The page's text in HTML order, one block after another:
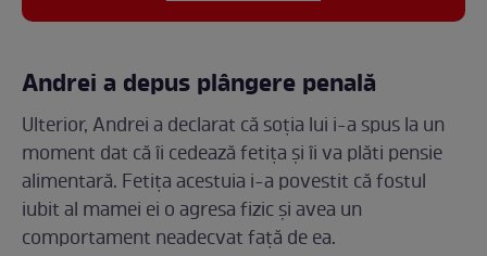
Andrei a depus plângere penală
Ulterior, Andrei a declarat că soția lui i-a spus la un
moment dat că îi cedează fetița și îi va plăti pensie
alimentară. Fetița acestuia i-a povestit că fostul
iubit al mamei ei o agresa fizic și avea un
comportament neadecvat față de ea.